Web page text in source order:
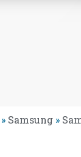
» Samsung »